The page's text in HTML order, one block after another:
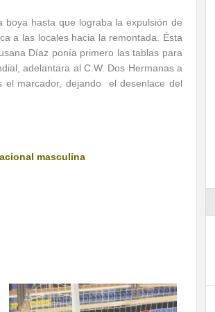
boya hasta que lograba la expulsión de
a las locales hacia la remontada. Ésta
Díaz ponía primero las tablas para
adelantara al C.W. Dos Hermanas a
el marcador, dejando el desenlace del
masculina